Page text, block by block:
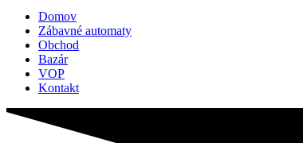
Domov
Zábavné automaty
Obchod
Bazár
VOP
Kontakt